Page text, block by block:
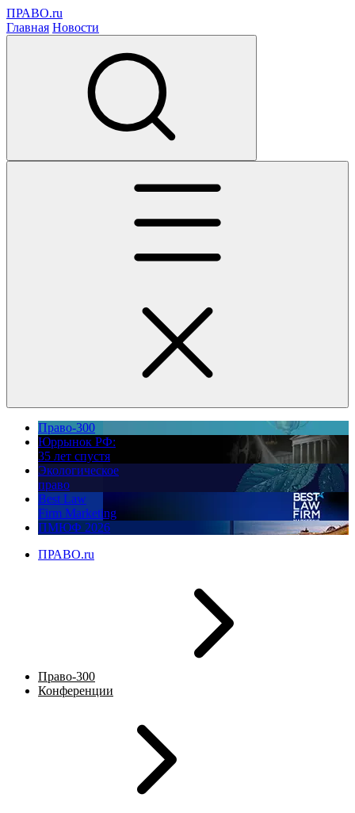
ПРАВО.ru
Главная Новости
Право-300
Юррынок РФ:
35 лет спустя
Экологическое
право
Best Law
Firm Marketing
ПМЮФ 2026
ПРАВО.ru
Право-300
Конференции